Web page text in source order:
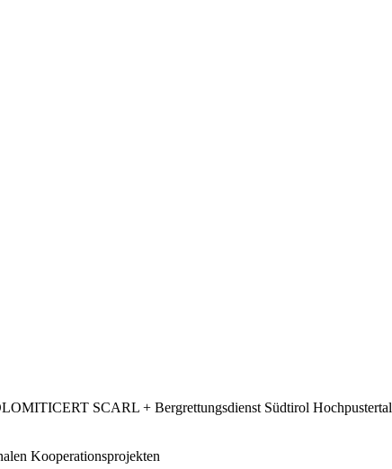
SCARL + Bergrettungsdienst Südtirol Hochpustertal
Kooperationsprojekten